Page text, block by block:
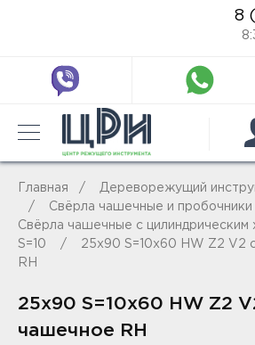
8
Главная Дереворежущий
Свёрла чашечные и пробочники
Свёрла чашечные с цилиндрическим
S=10
25x90 S=10x60 HW Z2 V2
RH
25x90 S=10x60 HW Z2
чашечное RH